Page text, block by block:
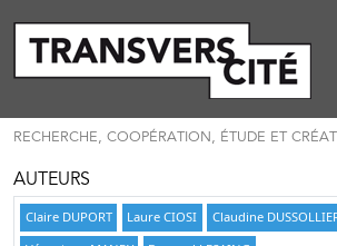
RECHERCHE, COOPÉRATION, ÉTUDE ET
AUTEURS
Claire DUPORT Laure CIOSI Claudine